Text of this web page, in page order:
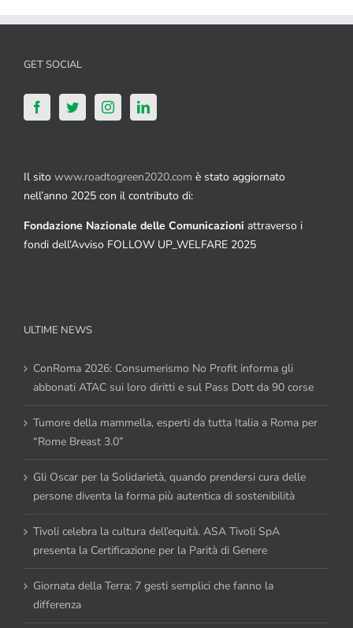
GET SOCIAL
Il sito www.roadtogreen2020.com è stato aggiornato
nell’anno 2025 con il contributo di:
Fondazione Nazionale delle Comunicazioni attraverso i
fondi dell’Avviso FOLLOW UP_WELFARE 2025
ULTIME NEWS
ConRoma 2026: Consumerismo No Profit informa gli
abbonati ATAC sui loro diritti e sul Pass Dott da 90 corse
Tumore della mammella, esperti da tutta Italia a Roma per
“Rome Breast 3.0”
Gli Oscar per la Solidarietà, quando prendersi cura delle
persone diventa la forma più autentica di sostenibilità
Tivoli celebra la cultura dell’equità. ASA Tivoli SpA
presenta la Certificazione per la Parità di Genere
Giornata della Terra: 7 gesti semplici che fanno la
differenza